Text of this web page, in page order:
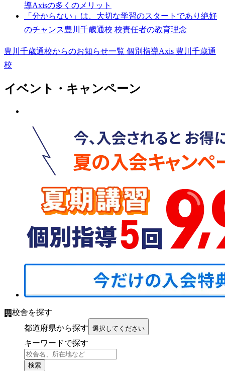
導Axisの多くのメリット
「分からない」は、大切な学習のスタートであり絶好
のチャンス豊川千歳通校 校責任者の教育理念
豊川千歳通校からのお知らせ一覧 個別指導Axis 豊川千歳通
校
イベント・キャンペーン
校舎を探す
都道府県から探す 選択してください
キーワードで探す
検索